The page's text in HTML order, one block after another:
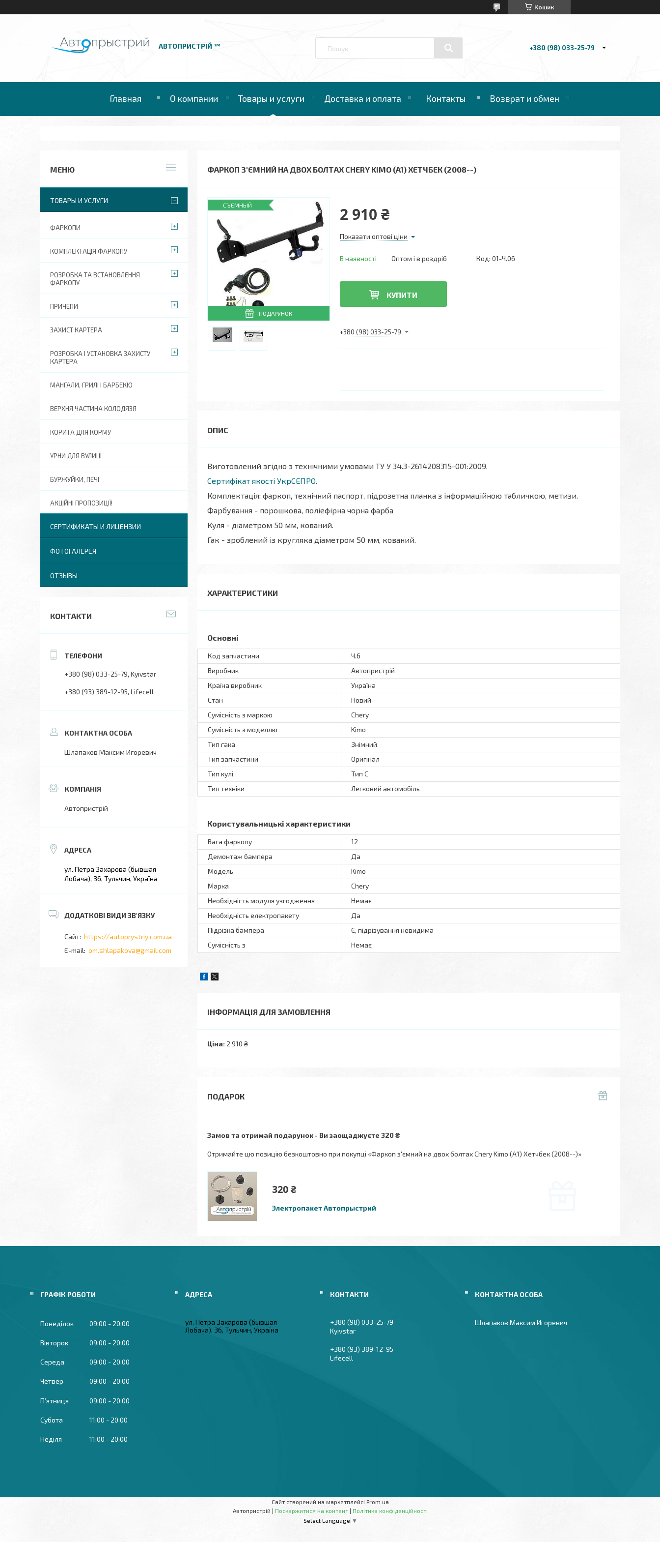
Кошик
АВТОПРИСТРІЙ ™ +380 (98) 033-25-79
Главная О компании Товары и услуги Доставка и оплата Контакты Возврат и обмен
ФАРКОП З'ЄМНИЙ НА ДВОХ БОЛТАХ CHERY KIMO (A1) ХЕТЧБЕК (2008--)
ПОДАРУНОК
СЪЕМНЫЙ 2 910 ₴
Показати оптові ціни
В наявності Оптом і в роздріб Код: 01-Ч.06
КУПИТИ
+380 (98) 033-25-79
Виготовлений згідно з технічними умовами ТУ У 34.3-2614208315-001:2009.
Сертифікат якості УкрСЕПРО.
Комплектація: фаркоп, технічний паспорт, підрозетна планка з інформаційною табличкою, метизи.
Фарбування - порошкова, поліефірна чорна фарба
Куля - діаметром 50 мм, кований.
Гак - зроблений із кругляка діаметром 50 мм, кований.
ХАРАКТЕРИСТИКИ
Основні
Код запчастини
Ч.6
Виробник
Автопристрій
Країна виробник
Україна
Стан
Новий
Сумісність з маркою
Chery
Сумісність з моделлю
Kimo
Тип гака
Знімний
Тип запчастини
Оригінал
Тип кулі
Тип C
Тип техніки
Легковий автомобіль
Користувальницькі характеристики
Вага фаркопу
12
Демонтаж бампера
Да
Мoдель
Kimo
Марка
Chery
Необхідність модуля узгодження
Немає
Необхідність електропакету
Да
Підрізка бампера
Є, підрізування невидима
Сумісність з
Немає
ІНФОРМАЦІЯ ДЛЯ ЗАМОВЛЕННЯ
Ціна: 2 910 ₴
Замов та отримай подарунок Ви заощаджуєте 320 ₴
Отримайте цю позицію безкоштовно при покупці «Фаркоп з'ємний на двох болтах Chery Kimo (A1) Хетчбек (2008--)»
320 ₴
Электропакет Автопрыстрий
ТОВАРЫ И УСЛУГИ
ФАРКОПИ
КОМПЛЕКТАЦІЯ ФАРКОПУ
РОЗРОБКА ТА ВСТАНОВЛЕННЯ
ФАРКОПУ
ПРИЧЕПИ
ЗАХИСТ КАРТЕРА
РОЗРОБКА І УСТАНОВКА ЗАХИСТУ
КАРТЕРА
МАНГАЛИ, ГРИЛІ І БАРБЕКЮ
ВЕРХНЯ ЧАСТИНА КОЛОДЯЗЯ
КОРИТА ДЛЯ КОРМУ
УРНИ ДЛЯ ВУЛИЦІ
БУРЖУЙКИ, ПЕЧІ
АКЦІЙНІ ПРОПОЗИЦІЇ!
СЕРТИФИКАТЫ И ЛИЦЕНЗИИ
ФОТОГАЛЕРЕЯ
ОТЗЫВЫ
КОНТАКТИ
+380 (98) 033-25-79 Kyivstar
+380 (93) 389-12-95 Lifecell
Шлапаков Максим Игоревич
Автопристрій
ул. Петра Захарова (бывшая
Лобача), 36, Тульчин, Україна
https://autoprystriy.com.ua
om.shlapakova@gmail.com
ГРАФІК РОБОТИ
Понеділок 09:00 20:00
Вівторок 09:00 20:00
Середа 09:00 20:00
Четвер 09:00 20:00
Пʼятниця 09:00 20:00
Субота 11:00 20:00
Неділя 11:00 20:00
ул. Петра Захарова (бывшая
Лобача), 36, Тульчин, Україна
+380 (98) 033-25-79
Kyivstar
+380 (93) 389-12-95
Lifecell
Шлапаков Максим Игоревич
Сайт створений на маркетплейсі Prom.ua
Автопристрій | Поскаржитися на контент | Політика конфіденційності
Select Language ▼